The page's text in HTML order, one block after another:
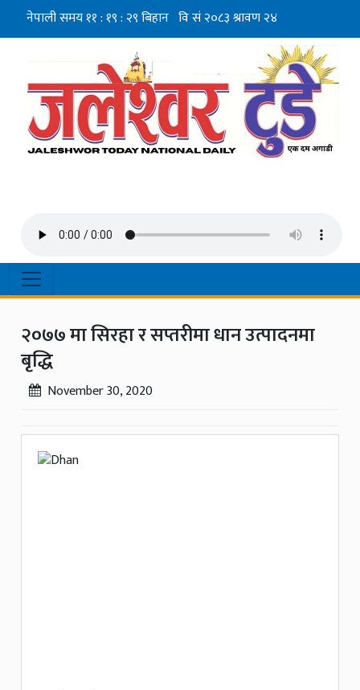
२०७७ मा सिरहा र सप्तरीमा धान उत्पादनमा
बृद्धि
November 30, 2020